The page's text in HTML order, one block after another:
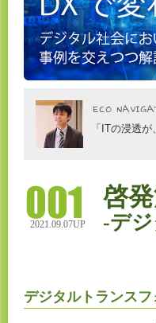
「ITの浸透
2021.09.07UP
啓
-デ
デジタルトランス